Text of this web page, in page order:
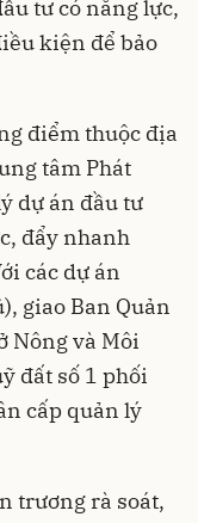
tư có năng lực,
kiện để bảo
điểm thuộc địa
tâm Phát
dự án đầu tư
đẩy nhanh
các dự án
giao Ban Quản
Nông và Môi
đất số 1 phối
cấp quản lý
trương rà soát,